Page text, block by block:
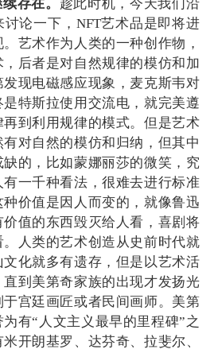
存在。 趁此时机，今天我们沿
论一下，NFT艺术品是即将进
艺术作为人类的一种创作物，
后者是对自然规律的模仿和加
现电磁感应现象，麦克斯韦对
特斯拉使用交流电，就完美遵
到利用规律的模式。但是艺术
对自然的模仿和归纳，但其中
的，比如蒙娜丽莎的微笑，究
一千种看法，很难去进行标准
价值是因人而变的，就像鲁迅
值的东西毁灭给人看，喜剧将
人类的艺术创造从史前时代就
化就多有遗存，但是以艺术活
到美第奇家族的出现才发扬光
宫廷画匠或者民间画师。美第
有“人文主义最早的里程碑”之
开朗基罗、达芬奇、拉斐尔、